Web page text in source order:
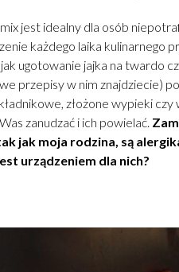
jest idealny dla osób
każdego laika
ugotowanie jajka na twardo
przepisy w nim znajdziecie)
złożone wypieki
zanudzać i ich powielać.
jak moja rodzina, są
urządzeniem dla nich?